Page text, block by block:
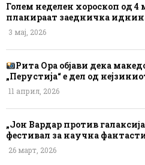
Голем неделен хороскоп од 4
планираат заедничка
3 мај, 2026
Рита Ора објави дека
„Перустија“ е дел од
11 април, 2026
„Јон Вардар против
фестивал за научна
26 март, 2026